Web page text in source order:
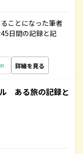
ことになった筆者
日間の記録と記
詳細を見る
ある旅の記録と